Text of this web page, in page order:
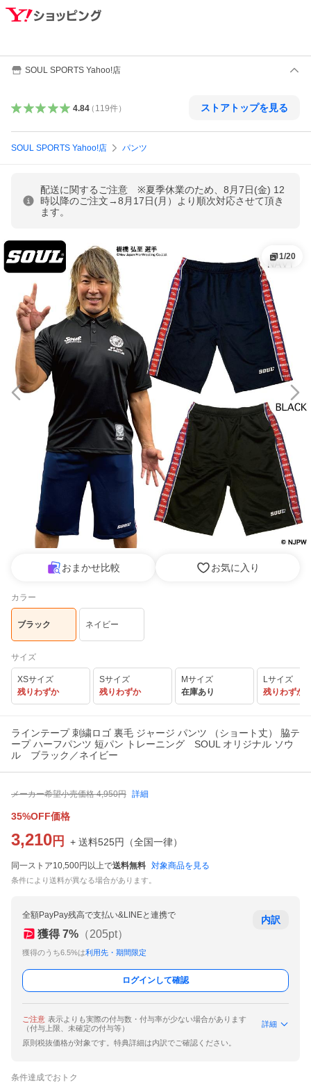
SOUL SPORTS Yahoo!店
4.84（ 119件） ストアトップを見る
SOUL SPORTS Yahoo!店 パンツ
配送に関するご注意 ※夏季休業のため、8月7日(金) 12
時以降のご注文→8月17日(月）より順次対応させて頂き
ます。
1/20
おまかせ比較 お気に入り
カラー
ブラック ネイビー
サイズ
XSサイズ
残りわずか
Sサイズ
残りわずか
Mサイズ
在庫あり
Lサイズ
残りわずか
ラインテープ 刺繍ロゴ 裏毛 ジャージ パンツ （ショート丈） 脇テ
ープ ハーフパンツ 短パン トレーニング SOUL オリジナル ソウ
ル ブラック／ネイビー
メーカー希望小売価格 4,950円 詳細
35%OFF価格
3,210 円 + 送料525円 （全国一律）
同一ストア10,500円以上で送料無料 対象商品を見る
条件により送料が異なる場合があります。
全額PayPay残高で支払い&LINEと連携で
獲得 7% （205pt）
獲得のうち6.5%は利用先・期間限定
内訳
ログインして確認
ご注意 表示よりも実際の付与数・付与率が少ない場合があります
（付与上限、未確定の付与等）
詳細
原則税抜価格が対象です。特典詳細は内訳でご確認ください。
条件達成でおトク